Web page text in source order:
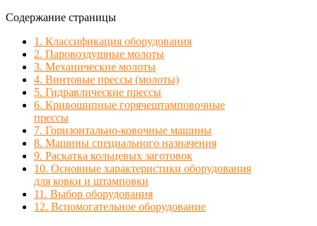
Содержание страницы
1. Классификация оборудования
2. Паровоздушные молоты
3. Механические молоты
4. Винтовые прессы (молоты)
5. Гидравлические прессы
6. Кривошипные горячештамповочные
прессы
7. Горизонтально-ковочные машины
8. Машины специального назначения
9. Раскатка кольцевых заготовок
10. Основные характеристики оборудования
для ковки и штамповки
11. Выбор оборудования
12. Вспомогательное оборудование